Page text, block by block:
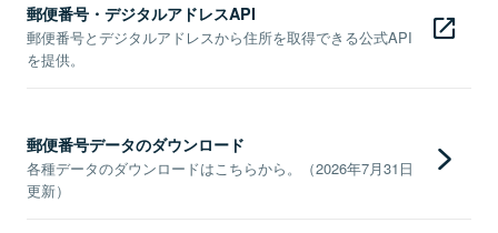
郵便番号・デジタルアドレスAPI
郵便番号とデジタルアドレスから住所を取得できる公式API
を提供。
郵便番号データのダウンロード
各種データのダウンロードはこちらから。（2026年7月31日
更新）